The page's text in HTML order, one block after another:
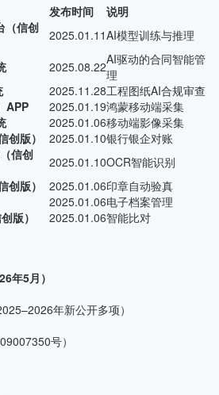
发布时间
说明
（信创
2025.01.11AI模型训练与推理
2025.08.22AI驱动的合同智能管
理
2025.11.28工程图纸AI合规审查
APP
2025.01.19鸿蒙移动端采集
2025.01.06移动端影像采集
创版）
2025.01.10银行银企对账
信创
2025.01.10OCR智能识别
创版）
2025.01.06印章自动验真
2025.01.06电子档案管理
版）
2025.01.06智能比对
年5月）
年新公开多项）
号）